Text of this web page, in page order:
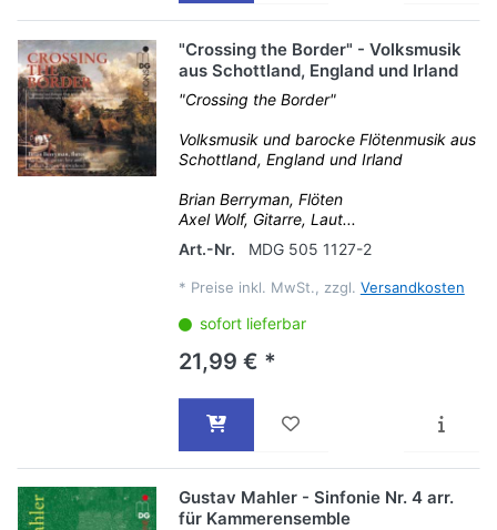
"Crossing the Border" - Volksmusik
aus Schottland, England und Irland
"Crossing the Border"
Volksmusik und barocke Flötenmusik aus
Schottland, England und Irland
Brian Berryman, Flöten
Axel Wolf, Gitarre, Laut...
Art.-Nr.
MDG 505 1127-2
* Preise inkl. MwSt., zzgl. Versandkosten
sofort lieferbar
21,99 € *
Gustav Mahler - Sinfonie Nr. 4 arr.
für Kammerensemble